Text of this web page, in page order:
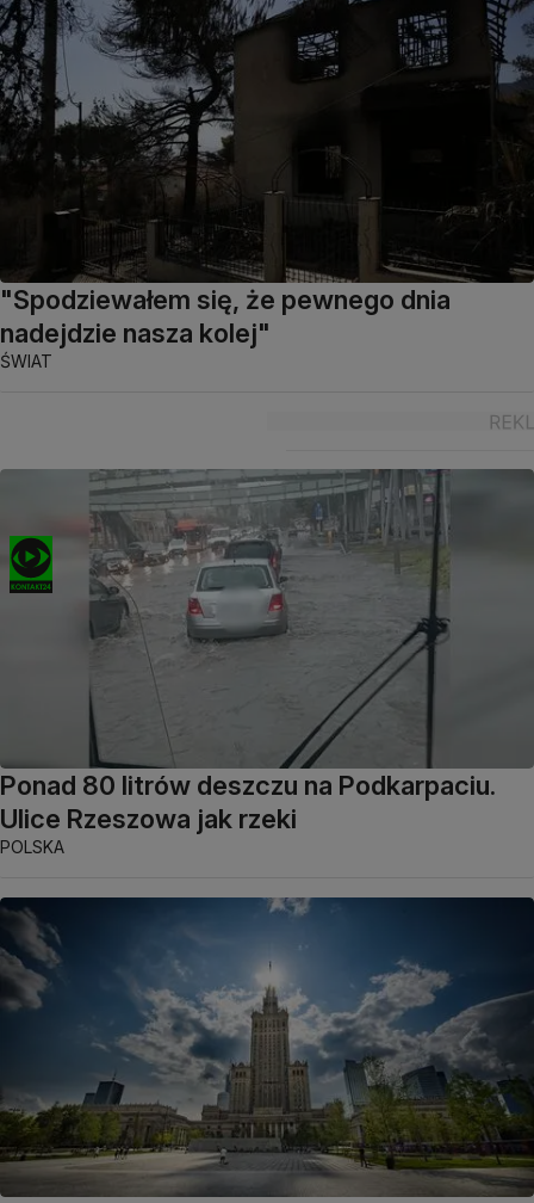
"Spodziewałem się, że pewnego dnia
nadejdzie nasza kolej"
ŚWIAT
Ponad 80 litrów deszczu na Podkarpaciu.
Ulice Rzeszowa jak rzeki
POLSKA